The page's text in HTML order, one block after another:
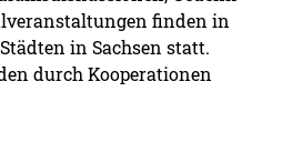
finden in
in Sachsen statt.
durch Kooperationen